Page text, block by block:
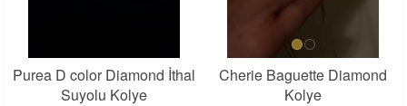
Purea D color Diamond İthal
Suyolu Kolye
Cherie Baguette Diamond
Kolye